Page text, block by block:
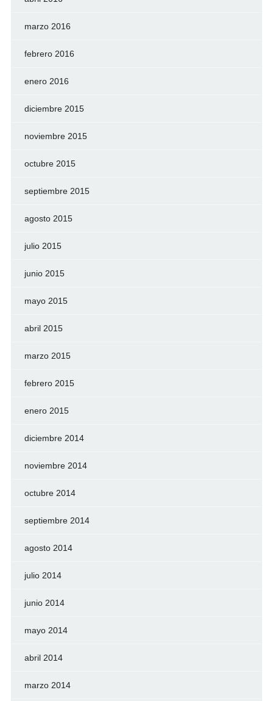
marzo 2016
febrero 2016
enero 2016
diciembre 2015
noviembre 2015
octubre 2015
septiembre 2015
agosto 2015
julio 2015
junio 2015
mayo 2015
abril 2015
marzo 2015
febrero 2015
enero 2015
diciembre 2014
noviembre 2014
octubre 2014
septiembre 2014
agosto 2014
julio 2014
junio 2014
mayo 2014
abril 2014
marzo 2014